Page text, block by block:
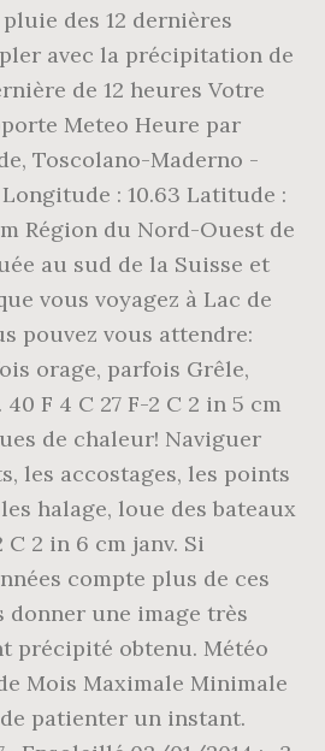
des 12 dernières
avec la précipitation de
de 12 heures Votre
Meteo Heure par
Toscolano-Maderno -
: 10.63 Latitude :
Région du Nord-Ouest de
au sud de la Suisse et
vous voyagez à Lac de
pouvez vous attendre:
orage, parfois Grêle,
F 4 C 27 F-2 C 2 in 5 cm
de chaleur! Naviguer
les accostages, les points
halage, loue des bateaux
C 2 in 6 cm janv. Si
compte plus de ces
donner une image très
précipité obtenu. Météo
Mois Maximale Minimale
patienter un instant.